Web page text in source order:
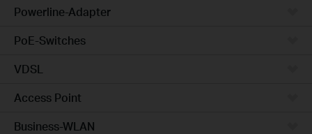
Powerline-Adapter
PoE-Switches
VDSL
Access Point
Business-WLAN